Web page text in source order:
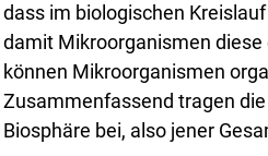
dass im biologischen
damit Mikroorganismen
können Mikroorganismen
Zusammenfassend tragen
Biosphäre bei, also jener